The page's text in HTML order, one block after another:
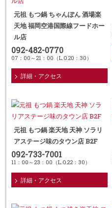
元祖 もつ鍋 ちゃんぽん 酒場楽
天地 福岡空港国際線フードホー
ル店
092-482-0770
07：00～21：00（L.O.20：30）
詳細・アクセス
元祖 もつ鍋 楽天地 天神 ソラリ
アステージ味のタウン店 B2F
092-733-7001
11：00～23：00（L.O.22：30）
詳細・アクセス